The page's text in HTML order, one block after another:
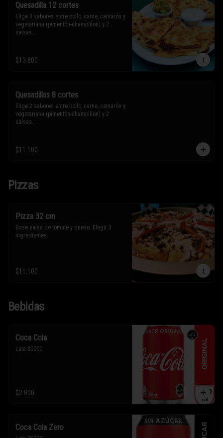
Quesadilla 12 cortes
Elige 3 sabores entre pollo, carne, camarón y
vegetariana (pimentón-champiñon) y 2
salsas.
* Los ingredientes no son intercambiables.
Sólo puedes solicitar eliminar un
$13.800
Quesadillas 8 cortes
Elige 2 sabores entre pollo, carne, camarón y
vegetariana (pimentón-champiñon) y 2
salsas.
* Los ingredientes no son intercambiables.
Sólo puedes solicitar eliminar un
$11.100
Pizzas
Pizza 32 cm
Base salsa de tomate y queso. Elegir 3
ingredientes.
$11.100
Bebidas
Coca Cola
Lata 350CC
$2.000
Coca Cola Zero